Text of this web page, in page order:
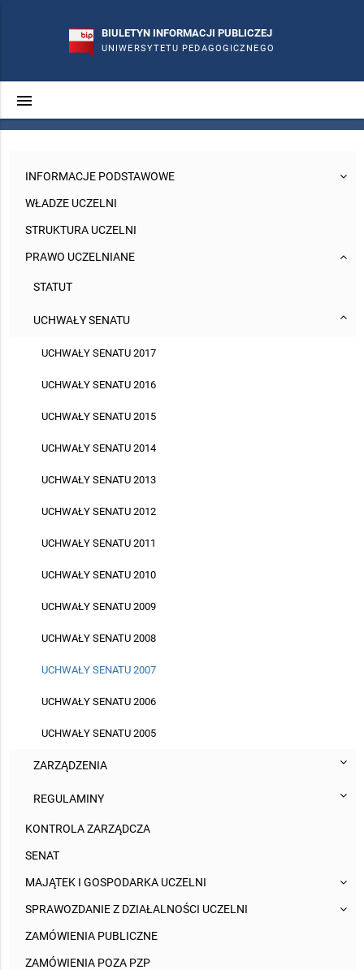
BIULETYN INFORMACJI PUBLICZEJ
UNIWERSYTETU PEDAGOGICZNEGO
menu
INFORMACJE PODSTAWOWE
WŁADZE UCZELNI
STRUKTURA UCZELNI
PRAWO UCZELNIANE
STATUT
UCHWAŁY SENATU
UCHWAŁY SENATU 2017
UCHWAŁY SENATU 2016
UCHWAŁY SENATU 2015
UCHWAŁY SENATU 2014
UCHWAŁY SENATU 2013
UCHWAŁY SENATU 2012
UCHWAŁY SENATU 2011
UCHWAŁY SENATU 2010
UCHWAŁY SENATU 2009
UCHWAŁY SENATU 2008
UCHWAŁY SENATU 2007
UCHWAŁY SENATU 2006
UCHWAŁY SENATU 2005
ZARZĄDZENIA
REGULAMINY
KONTROLA ZARZĄDCZA
SENAT
MAJĄTEK I GOSPODARKA UCZELNI
SPRAWOZDANIE Z DZIAŁALNOŚCI UCZELNI
ZAMÓWIENIA PUBLICZNE
ZAMÓWIENIA POZA PZP